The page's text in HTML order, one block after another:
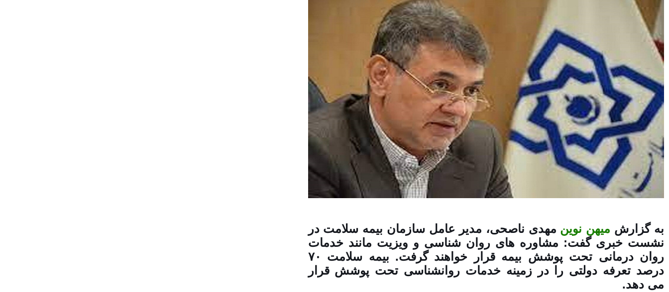
به گزارش میهن نوین مهدی ناصحی، مدیر عامل سازمان بیمه سلامت در
نشست خبری گفت: مشاوره های روان شناسی و ویزیت مانند خدمات
روان درمانی تحت پوشش بیمه قرار خواهند گرفت. بیمه سلامت ۷۰
درصد تعرفه دولتی را در زمینه خدمات روانشناسی تحت پوشش قرار
می دهد.